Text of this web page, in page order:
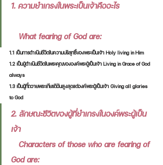
1. ความยำเกรงในพระเป็นเจ้าคืออะไร
   What fearing of God are:
1.1 เป็นการดำเนินชีวิตในความบริสุทธิ์ของพระเป็นเจ้า Holy living in Him
1.2 เป็นผู้ดำเนินชีวิตในพระคุณขององค์พระผู้เป็นเจ้า Living in Grace of God
always
1.3 เป็นผู้ที่ถวายพระเกียรติอันสูงสุดแด่องค์พระผู้เป็นเจ้า Giving all glories
to God
2. ลักษณะชีวิตของผู้ที่ยำเกรงในองค์พระผู้เป็น
เจ้า
God are: